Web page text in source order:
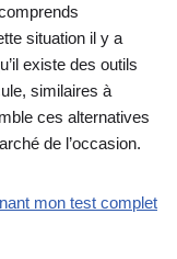
situation il y a
existe des outils
similaires à
ces alternatives
de l’occasion.
mon test complet